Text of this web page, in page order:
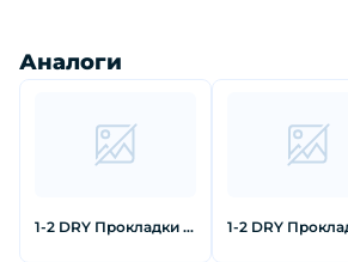
Аналоги
1-2 DRY Прокладки для подмышек от пота для одежды без рукавов